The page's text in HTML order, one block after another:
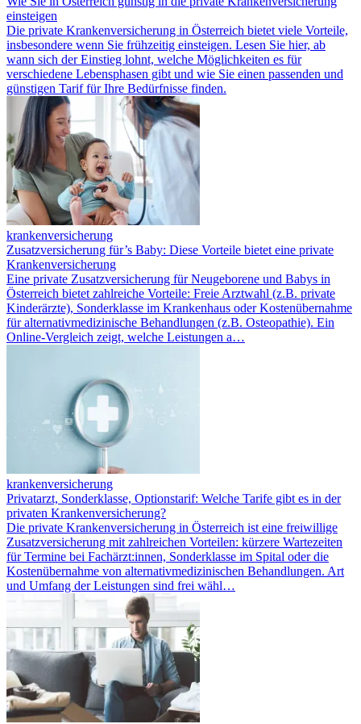
einsteigen
Die private Krankenversicherung in Österreich bietet viele Vorteile,
insbesondere wenn Sie frühzeitig einsteigen. Lesen Sie hier, ab
wann sich der Einstieg lohnt, welche Möglichkeiten es für
verschiedene Lebensphasen gibt und wie Sie einen passenden und
günstigen Tarif für Ihre Bedürfnisse finden.
krankenversicherung
Zusatzversicherung für’s Baby: Diese Vorteile bietet eine private
Krankenversicherung
Eine private Zusatzversicherung für Neugeborene und Babys in
Österreich bietet zahlreiche Vorteile: Freie Arztwahl (z.B. private
Kinderärzte), Sonderklasse im Krankenhaus oder Kostenübernahme
für alternativmedizinische Behandlungen (z.B. Osteopathie). Ein
Online-Vergleich zeigt, welche Leistungen a…
krankenversicherung
Privatarzt, Sonderklasse, Optionstarif: Welche Tarife gibt es in der
privaten Krankenversicherung?
Die private Krankenversicherung in Österreich ist eine freiwillige
Zusatzversicherung mit zahlreichen Vorteilen: kürzere Wartezeiten
für Termine bei Fachärzt:innen, Sonderklasse im Spital oder die
Kostenübernahme von alternativmedizinischen Behandlungen. Art
und Umfang der Leistungen sind frei wähl…